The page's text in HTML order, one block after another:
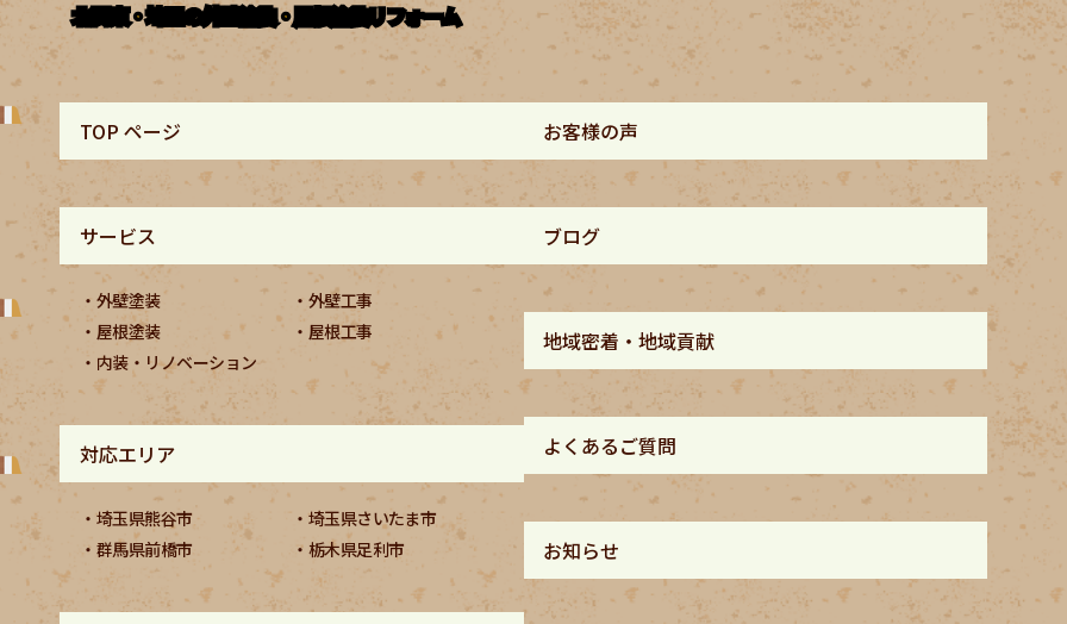
北関東・埼玉の外壁塗装・屋根塗装リフォーム
TOP ページ
サービス
外壁塗装
外壁工事
屋根塗装
屋根工事
内装・リノベーション
対応エリア
埼玉県熊谷市
埼玉県さいたま市
群馬県前橋市
栃木県足利市
お客様の声
ブログ
地域密着・地域貢献
よくあるご質問
お知らせ